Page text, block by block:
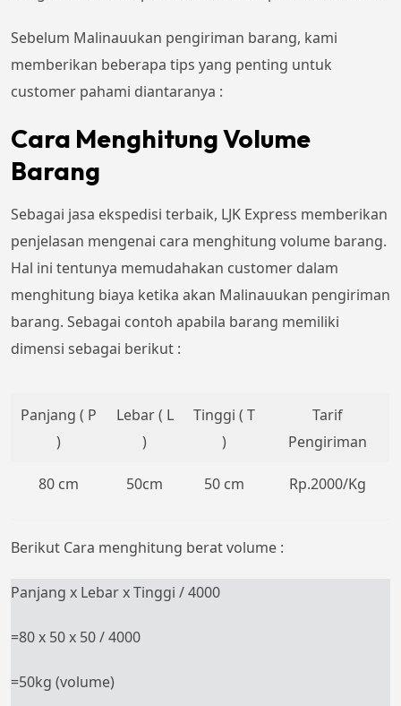
Sebelum Malinauukan pengiriman barang, kami
memberikan beberapa tips yang penting untuk
customer pahami diantaranya :
Cara Menghitung Volume
Barang
Sebagai jasa ekspedisi terbaik, LJK Express memberikan
penjelasan mengenai cara menghitung volume barang.
Hal ini tentunya memudahakan customer dalam
menghitung biaya ketika akan Malinauukan pengiriman
barang. Sebagai contoh apabila barang memiliki
dimensi sebagai berikut :
Panjang ( P
)
Lebar ( L
)
Tinggi ( T
)
Tarif
Pengiriman
80 cm 50cm 50 cm Rp.2000/Kg
Berikut Cara menghitung berat volume :
Panjang x Lebar x Tinggi / 4000
=80 x 50 x 50 / 4000
=50kg (volume)